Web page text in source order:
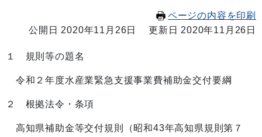
ページの内容を印刷
公開日 2020年11月26日
更新日 2020年11月26日
１ 規則等の題名
令和２年度水産業緊急支援事業費補助金交付要綱
２ 根拠法令・条項
高知県補助金等交付規則（昭和43年高知県規則第７